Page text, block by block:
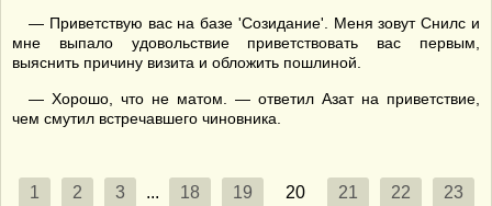
— Приветствую вас на базе 'Созидание'. Меня зовут Снилс и
мне выпало удовольствие приветствовать вас первым,
выяснить причину визита и обложить пошлиной.
— Хорошо, что не матом. — ответил Азат на приветствие,
чем смутил встречавшего чиновника.
1 2 3 ... 18 19 20 21 22 23